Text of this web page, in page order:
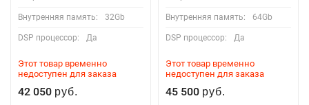
Внутренняя память: 32Gb
DSP процессор: Да
Этот товар временно
недоступен для заказа
42 050 руб.
Внутренняя память: 64Gb
DSP процессор: Да
Этот товар временно
недоступен для заказа
45 500 руб.